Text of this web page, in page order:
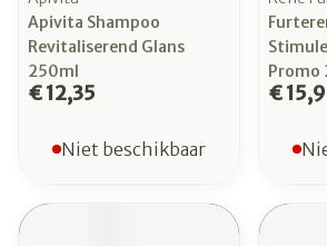
Apivita Shampoo
Revitaliserend Glans
250ml
€ 12,35
Niet beschikbaar
Promo
€